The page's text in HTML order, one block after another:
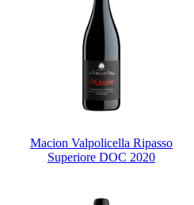
Macion Valpolicella Ripasso
Superiore DOC 2020